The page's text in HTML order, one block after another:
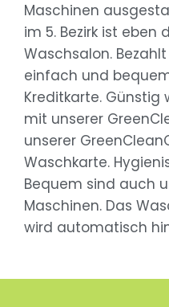
Maschinen
im 5. Bezirk ist eben
Waschsalon.
einfach und
Kreditkarte. Günstig
mit unserer
unserer
Waschkarte.
Bequem sind auch
Maschinen. Das
wird automatisch